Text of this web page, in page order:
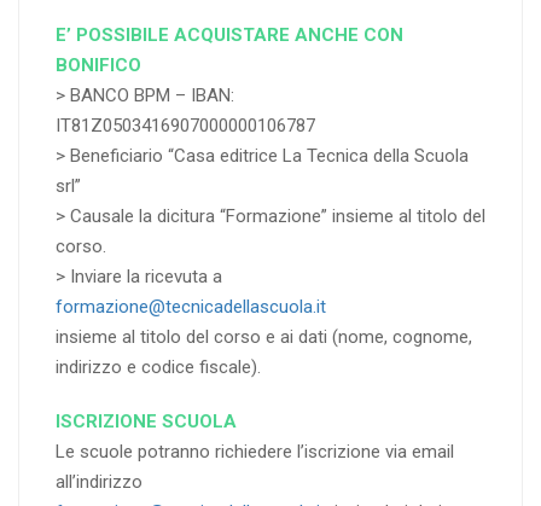
E’ POSSIBILE ACQUISTARE ANCHE CON
BONIFICO
> BANCO BPM – IBAN:
IT81Z0503416907000000106787
> Beneficiario “Casa editrice La Tecnica della Scuola
srl”
> Causale la dicitura “Formazione” insieme al titolo del
corso.
> Inviare la ricevuta a
formazione@tecnicadellascuola.it
insieme al titolo del corso e ai dati (nome, cognome,
indirizzo e codice fiscale).
ISCRIZIONE SCUOLA
Le scuole potranno richiedere l’iscrizione via email
all’indirizzo